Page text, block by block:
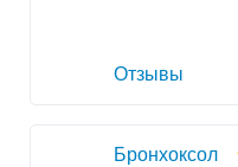
Отзывы
Бронхоксол